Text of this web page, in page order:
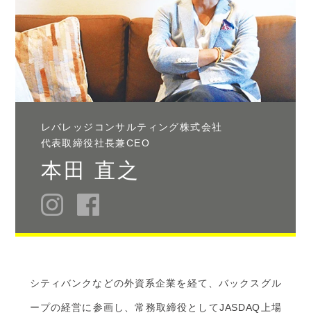
レバレッジコンサルティング株式会社
代表取締役社長兼CEO
本田 直之
シティバンクなどの外資系企業を経て、バックスグル
ープの経営に参画し、常務取締役としてJASDAQ上場